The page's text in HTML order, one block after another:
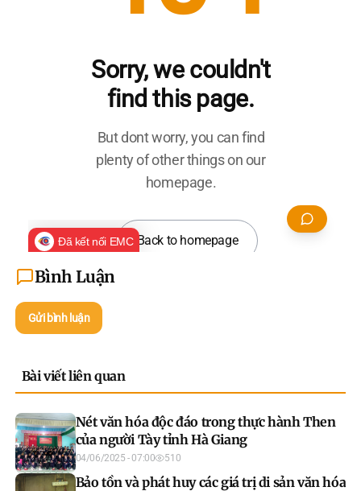
Bình Luận
Gửi bình luận
Bài viết liên quan
Nét văn hóa độc đáo trong thực hành Then
của người Tày tỉnh Hà Giang
04/06/2025 - 07:00 510
Bảo tồn và phát huy các giá trị di sản văn hóa